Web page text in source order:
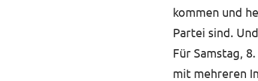
kommen und
Partei sind.
Für Samstag,
mit mehreren